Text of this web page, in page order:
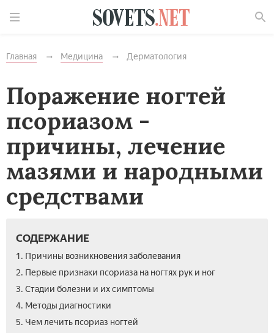
Главная Медицина Дерматология
Поражение ногтей
псориазом -
причины, лечение
мазями и народными
средствами
СОДЕРЖАНИЕ
1. Причины возникновения заболевания
2. Первые признаки псориаза на ногтях рук и ног
3. Стадии болезни и их симптомы
4. Методы диагностики
5. Чем лечить псориаз ногтей